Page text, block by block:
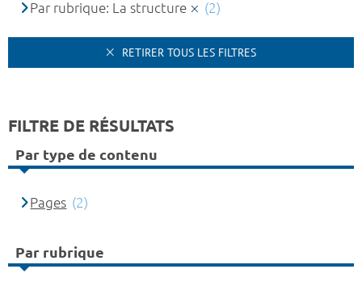
Par rubrique: La structure (2)
RETIRER TOUS LES FILTRES
FILTRE DE RÉSULTATS
Par type de contenu
Pages (2)
Par rubrique